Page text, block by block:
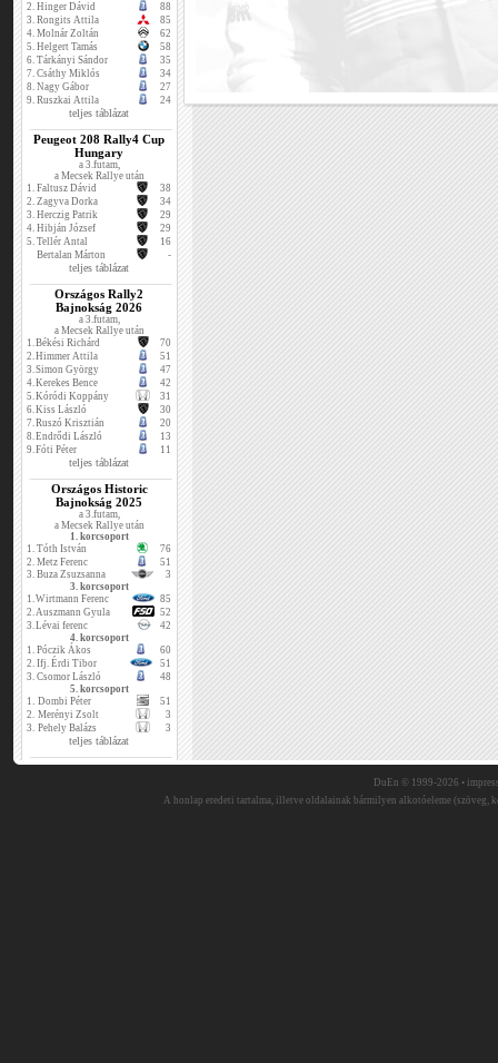
2. Hinger Dávid
88
3. Rongits Attila
85
4. Molnár Zoltán
62
5. Helgert Tamás
58
6. Tárkányi Sándor
35
7. Csáthy Miklós
34
8. Nagy Gábor
27
9. Ruszkai Attila 24
teljes táblázat
Peugeot 208 Rally4 Cup
Hungary
a 3.futam,
a Mecsek Rallye után
1. Faltusz Dávid
38
2. Zagyva Dorka
34
3. Herczig Patrik
29
4. Hibján József
29
5. Tellér Antal
16
Bertalan Márton
-
teljes táblázat
Országos Rally2
Bajnokság 2026
a 3.futam,
a Mecsek Rallye után
1.Békési Richárd
70
2.Himmer Attila
51
3.Simon György
47
4.Kerekes Bence
42
5.Kóródi Koppány
31
6.Kiss László
30
7.Ruszó Krisztián
20
8.Endrődi László
13
9.Fóti Péter 11
teljes táblázat
Országos Historic
Bajnokság 2025
a 3.futam,
a Mecsek Rallye után
1. korcsoport
1. Tóth István
76
2. Metz Ferenc
51
3. Buza Zsuzsanna
3
3. korcsoport
1.Wirtmann Ferenc
85
2.Auszmann Gyula
52
3.Lévai ferenc
42
4. korcsoport
1. Póczik Ákos
60
2. Ifj. Érdi Tibor
51
3. Csomor László
48
5. korcsoport
1. Dombi Péter
51
2. Merényi Zsolt
3
3. Pehely Balázs 3
teljes táblázat
DuEn © 1999-2026 •
A honlap eredeti tartalma, illetve oldalainak bármilyen alkotóeleme (szöveg,